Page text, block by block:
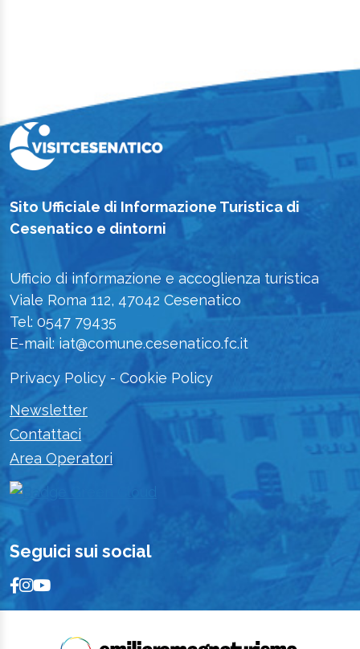
Sito Ufficiale di Informazione Turistica di
Cesenatico e dintorni
Ufficio di informazione e accoglienza turistica
Viale Roma 112, 47042 Cesenatico
Tel: 0547 79435
E-mail: iat@comune.cesenatico.fc.it
Privacy Policy - Cookie Policy
Newsletter
Contattaci
Area Operatori
Seguici sui social